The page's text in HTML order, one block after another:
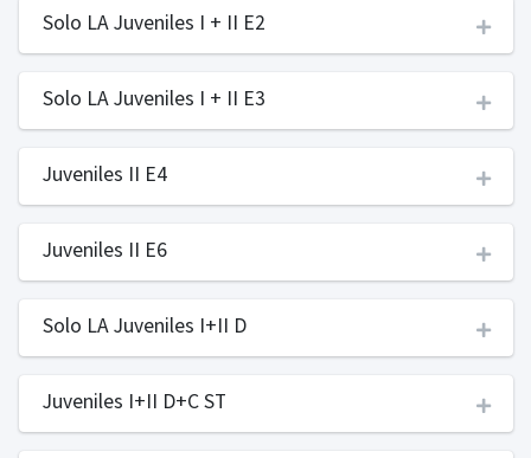
Solo LA Juveniles I + II E2
Solo LA Juveniles I + II E3
Juveniles II E4
Juveniles II E6
Solo LA Juveniles I+II D
Juveniles I+II D+C ST